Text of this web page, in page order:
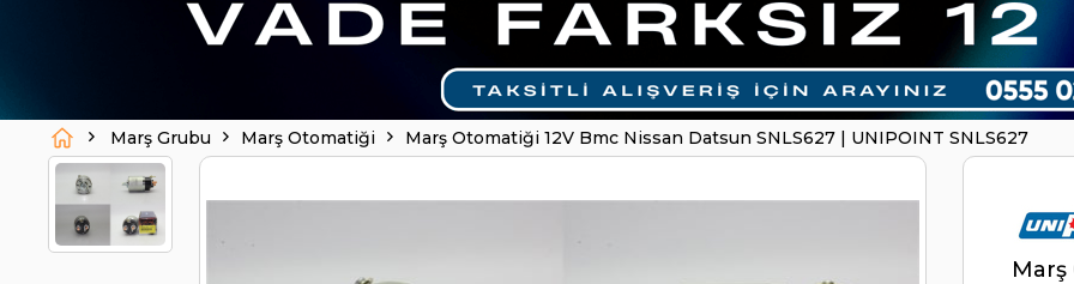
Marş Grubu Marş Otomatiği Marş Otomatiği 12V Bmc Nissan Datsun SNLS627 | UNIPOINT SNLS627